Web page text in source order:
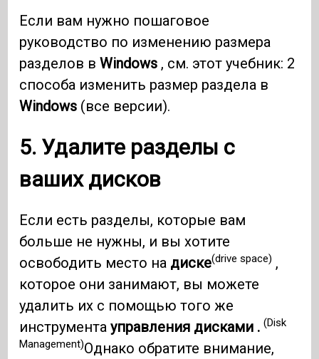
Если вам нужно пошаговое
руководство по изменению размера
разделов вWindows , см. этот учебник: 2
способа изменить размер раздела в
Windows (все версии).
5. Удалите разделы с
ваших дисков
Если есть разделы, которые вам
больше не нужны, и вы хотите
освободить место на диске(drive space) ,
которое они занимают, вы можете
удалить их с помощью того же
инструментауправления дисками .(Disk
Management)Однако обратите внимание,